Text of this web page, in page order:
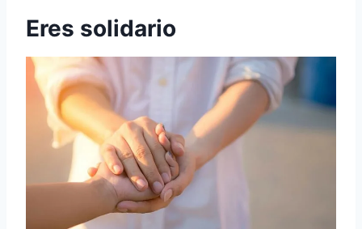
Eres solidario